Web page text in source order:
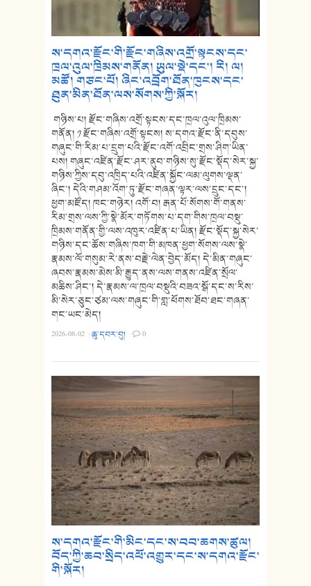
ས་དགའ་རྫོང་གི་རྫོང་གཞིས་འགྲོ་སྟངས་དང་
ཁྲལ་འུལ་ཁྲིམས་གནོན། ཡུལ་སྡེ་དང་། རི། ལ།
མཚོ། གཙང་པོ། ཞིང་འབྲོག་ཐོན་ཁུངས་དང་
ཐུན་མིན་ཐོན་ལས་སོགས་ཀྱི་སྐོར།
གཉིས་པ། རྫོང་གཞིས་འགྲོ་སྟངས་དང་ཁྲལ་འུལ་ཁྲིམས་
གནོན། ༡ རྫོང་གཞིས་འགྲོ་སྟངས། ས་དགའ་རྫོང་ནི་དབུས་
གཞུང་གི་རིམ་པ་དྲུག་པའི་རྫོང་འགོ་འབྲིང་གྲས་ཤིག་ཡིན་
པས། གཞུང་འཛིན་རྫོང་ཤར་ནུབ་གཉིས་སུ་རྫོང་སྡོད་སེར་སྐྱ་
གཉིས་ཀྱིས་དབུ་འཁྲིད་པའི་འཛིན་སྐྱོང་ལམ་ལུགས་ལྡན་
ཞིང་། དེའི་གཤམ་འོག་ཏུ་རྫོང་གཞན་ལྟར་ལས་དྲུང་དང་།
ཕྱག་མཛོད། ཁང་གཉེར། འགོ་བ། རྒན་པོ་སོགས་གོ་གནས་
རིམ་གྲས་ལས་ཀྱི་སྣེ་མོར་གཏོགས་པ་དག་གིས་ཁྲལ་བསྡུ་
ཁྲིམས་གནོན་གྱི་ལས་འཁུར་འཛིན་པ་ཡིན། རྫོང་སྡོད་སྐྱ་སེར་
གཉིས་དང་ཆོས་གཞིས་ཁག་གི་མཁན་ཕྱག་སོགས་ལས་སྣེ་
རྣམས་ལོ་གསུམ་རེ་ནས་བརྗེ་ལེན་བྱེད་མོད། དེ་མིན་གཞུང་
ཞབས་རྣམས་མེས་མི་རྒྱུད་ནས་ལས་གནས་འཛིན་སྲོལ་
མཆིས་ཤིང་། དེ་རྣམས་ལ་ཁྲལ་བསྡུའི་བཟའ་སྒོ་དང་ས་རིས་
མི་སེར་ཅུང་ཙམ་ལས་གཞུང་གི་གླ་ཕོགས་ཐོབ་ཐང་གཞན་
གང་ཡང་མེད།
2026-08-02 ·ཆུ་དབར་བུ། · 0
ས་དགའ་རྫོང་གི་མིང་དང་ས་བབ་ཆགས་ཚུལ།
བོད་ཀྱི་ཆབ་སྲིད་འཕོ་འགྱུར་དང་ས་དགའ་རྫོང་
གི་སྐོར།